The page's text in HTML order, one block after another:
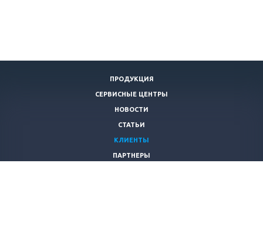
ПРОДУКЦИЯ
СЕРВИСНЫЕ ЦЕНТРЫ
НОВОСТИ
СТАТЬИ
КЛИЕНТЫ
ПАРТНЕРЫ